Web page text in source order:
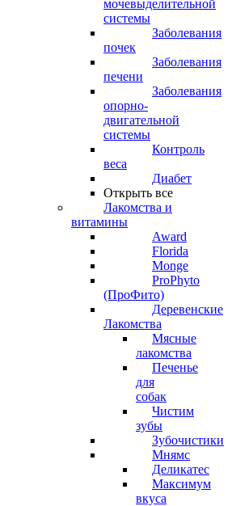
мочевыделительной
системы
Заболевания
почек
Заболевания
печени
Заболевания
опорно-
двигательной
системы
Контроль
веса
Диабет
Открыть все
Лакомства и
витамины
Award
Florida
Monge
ProPhyto
(ПроФито)
Деревенские
Лакомства
Мясные
лакомства
Печенье
для
собак
Чистим
зубы
Зубочистики
Мнямс
Деликатес
Максимум
вкуса